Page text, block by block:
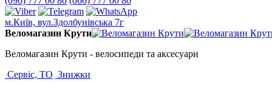
м.Київ, вул.Здолбунівська 7г
Веломагазин Крути
Веломагазин Крути - велосипеди та аксесуари
Сервіс, ТО Знижки